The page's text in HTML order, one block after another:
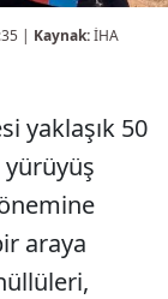
| Kaynak:İHA
yaklaşık 50
yürüyüş
araya